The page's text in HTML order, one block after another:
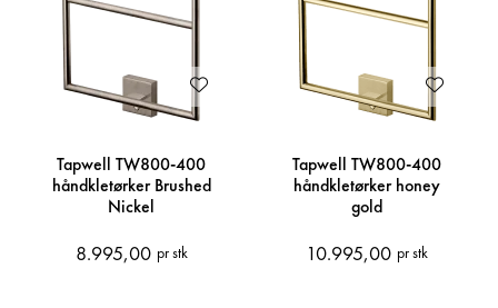
Tapwell TW800-400
håndkletørker Brushed
Nickel
8.995,00 pr stk
Tapwell TW800-400
håndkletørker honey
gold
10.995,00 pr stk